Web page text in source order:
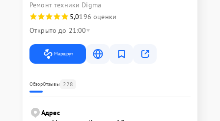
Ремонт техники Digma
5,0196 оценки
Открыто до 21:00
Маршрут
ОбзорОтзывы 228
Адрес